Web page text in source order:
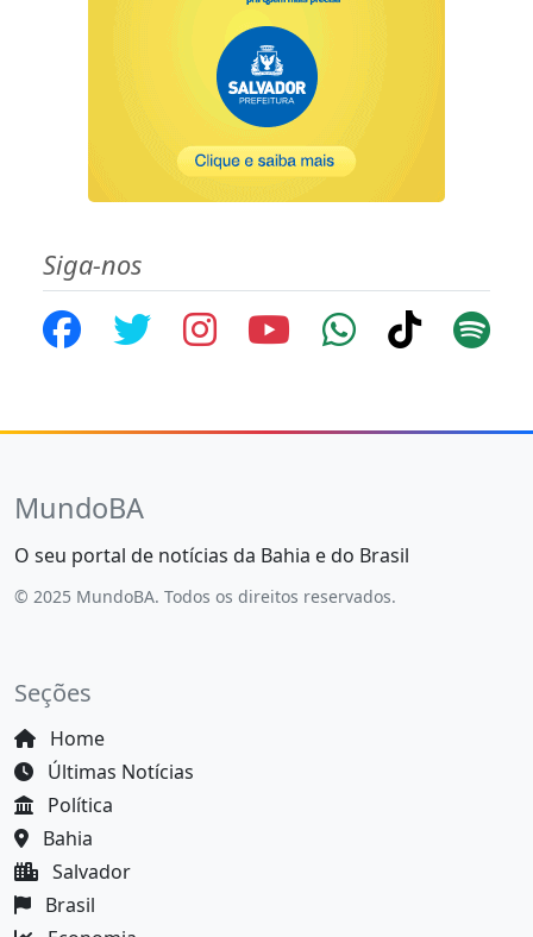
Siga-nos
MundoBA
O seu portal de notícias da Bahia e do Brasil
© 2025 MundoBA. Todos os direitos reservados.
Seções
Home
Últimas Notícias
Política
Bahia
Salvador
Brasil